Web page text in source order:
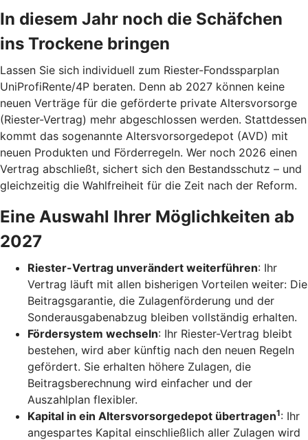
In diesem Jahr noch die Schäfchen
ins Trockene bringen
Lassen Sie sich individuell zum Riester-Fondssparplan
UniProfiRente/4P beraten. Denn ab 2027 können keine
neuen Verträge für die geförderte private Altersvorsorge
(Riester-Vertrag) mehr abgeschlossen werden. Stattdessen
kommt das sogenannte Altersvorsorgedepot (AVD) mit
neuen Produkten und Förderregeln. Wer noch 2026 einen
Vertrag abschließt, sichert sich den Bestandsschutz – und
gleichzeitig die Wahlfreiheit für die Zeit nach der Reform.
Eine Auswahl Ihrer Möglichkeiten ab
2027
Riester-Vertrag unverändert weiterführen: Ihr
Vertrag läuft mit allen bisherigen Vorteilen weiter: Die
Beitragsgarantie, die Zulagenförderung und der
Sonderausgabenabzug bleiben vollständig erhalten.
Fördersystem wechseln: Ihr Riester-Vertrag bleibt
bestehen, wird aber künftig nach den neuen Regeln
gefördert. Sie erhalten höhere Zulagen, die
Beitragsberechnung wird einfacher und der
Auszahlplan flexibler.
Kapital in ein Altersvorsorgedepot übertragen1: Ihr
angespartes Kapital einschließlich aller Zulagen wird